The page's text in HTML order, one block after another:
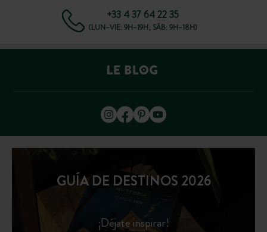
+33 4 37 64 22 35
(LUN–VIE: 9H–19H; SÁB: 9H–18H)
GUÍA DE DESTINOS 2026
¡Déjate inspirar!